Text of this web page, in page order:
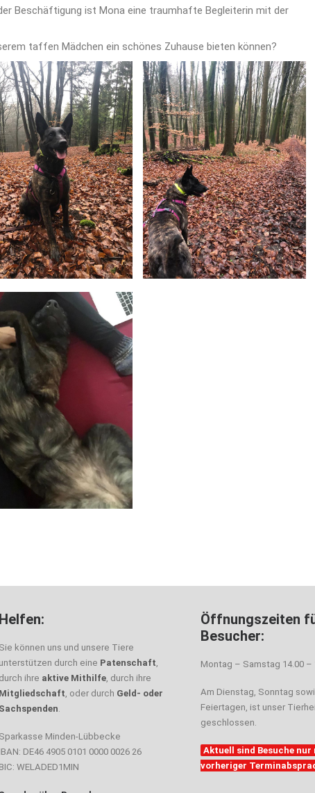
Beschäftigung ist Mona eine traumhafte Begleiterin mit der
taffen Mädchen ein schönes Zuhause bieten können?
Helfen:
Sie können uns und unsere Tiere
unterstützen durch eine Patenschaft,
durch ihre aktive Mithilfe, durch ihre
Mitgliedschaft, oder durch Geld- oder
Sachspenden.
Sparkasse Minden-Lübbecke
IBAN: DE46 4905 0101 0000 0026 26
BIC: WELADED1MIN
Öffnungszeiten
Besucher:
Montag – Samstag 14.00 –
Am Dienstag, Sonntag
Feiertagen, ist unser
geschlossen.
Aktuell sind Besuche nur
vorheriger